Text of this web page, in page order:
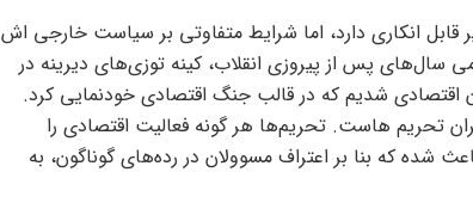
قابل انکاری دارد، اما شرایط متفاوتی بر سیاست خارجی اش
پس از پیروزی انقلاب، کینه توزی‌های دیرینه در
اقتصادی شدیم که در قالب جنگ اقتصادی خودنمایی کرد.
تحریم هاست. تحریم‌ها هر گونه فعالیت اقتصادی را
که بنا بر اعتراف مسوولان در رده‌های گوناگون، به